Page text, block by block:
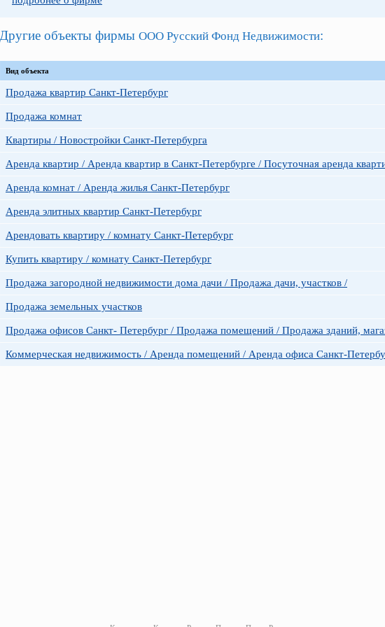
Другие объекты фирмы ООО Русский Фонд Недвижимости:
Вид объекта
Продажа квартир Санкт-Петербург
Продажа комнат
Квартиры / Новостройки Санкт-Петербурга
Аренда квартир / Аренда квартир в Санкт-Петербурге / Посуточная аренда
Аренда комнат / Аренда жилья Санкт-Петербург
Аренда элитных квартир Санкт-Петербург
Арендовать квартиру / комнату Санкт-Петербург
Купить квартиру / комнату Санкт-Петербург
Продажа загородной недвижимости дома дачи / Продажа дачи, участков /
Продажа земельных участков
Продажа офисов Санкт- Петербург / Продажа помещений / Продажа зданий,
Коммерческая недвижимость / Аренда помещений / Аренда офиса Санкт-